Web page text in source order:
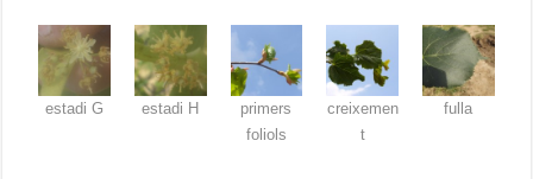
estadi G estadi H
primers
foliols
creixemen
t
fulla